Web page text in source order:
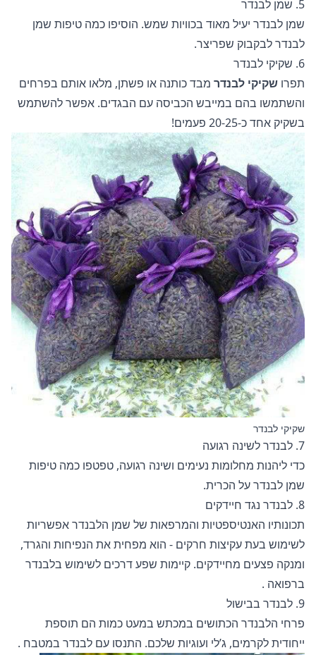
5. שמן לבנדר
שמן לבנדר יעיל מאוד בכוויות שמש. הוסיפו כמה טיפות שמן
לבנדר לבקבוק שפריצר.
6. שקיקי לבנדר
תפרו שקיקי לבנדר מבד כותנה או פשתן, מלאו אותם בפרחים
והשתמשו בהם במייבש הכביסה עם הבגדים. אפשר להשתמש
בשקיק אחד כ-20-25 פעמים!
שקיקי לבנדר
7. לבנדר לשינה רגועה
כדי ליהנות מחלומות נעימים ושינה רגועה, טפטפו כמה טיפות
שמן לבנדר על הכרית.
8. לבנדר נגד חיידקים
תכונותיו האנטיספטיות והמרפאות של שמן הלבנדר אפשריות
לשימוש בעת עקיצות חרקים - הוא מפחית את הנפיחות והגרד,
ומנקה פצעים מחיידקים. קיימות שפע דרכים לשימוש בלבנדר
ברפואה .
9. לבנדר בבישול
פרחי הלבנדר הכתושים במכתש במעט כמות הם תוספת
ייחודית לקרמים, ג’לי ועוגיות שלכם. התנסו עם לבנדר במטבח .